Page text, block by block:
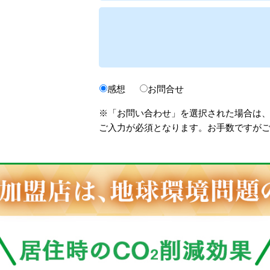
感想 お問合せ
※「お問い合わせ」を選択された場合は
ご入力が必須となります。お手数ですが